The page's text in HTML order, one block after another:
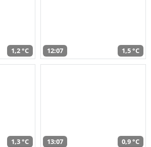
1,2 °C 12:07 1,5 °C
1,3 °C 13:07 0,9 °C